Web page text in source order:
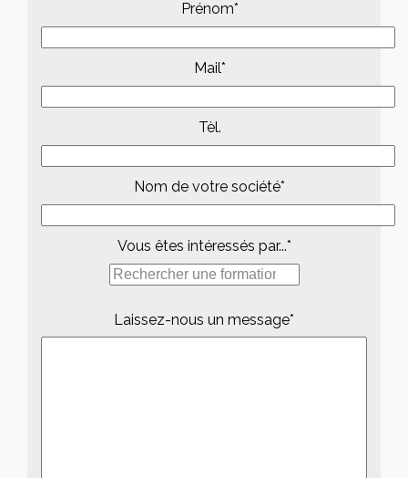
Prénom*
Mail*
Tèl.
Nom de votre société*
Vous êtes intéressés par...*
Laissez-nous un message*